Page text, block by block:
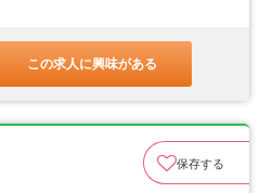
この求人に興味がある
保存する